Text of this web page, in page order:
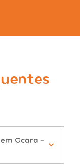
em Ocara -